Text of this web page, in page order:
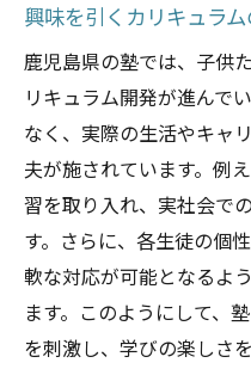
興味を引くカリキュラ
鹿児島県の塾では、子供
リキュラム開発が進んで
なく、実際の生活やキャ
夫が施されています。例
習を取り入れ、実社会で
す。さらに、各生徒の個
軟な対応が可能となるよ
ます。このようにして、
を刺激し、学びの楽しさ